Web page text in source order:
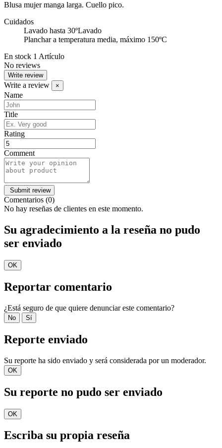
Blusa mujer manga larga. Cuello pico.
Cuidados
Lavado hasta 30ºLavado
Planchar a temperatura media, máximo 150ºC
En stock 1 Artículo
No reviews
Write review
Write a review ×
Name
Title
Rating
Comment
Comentarios (0)
No hay reseñas de clientes en este momento.
Su agradecimiento a la reseña no pudo
ser enviado
OK
Reportar comentario
¿Está seguro de que quiere denunciar este comentario?
No Sí
Reporte enviado
Su reporte ha sido enviado y será considerada por un moderador.
OK
Su reporte no pudo ser enviado
OK
Escriba su propia reseña